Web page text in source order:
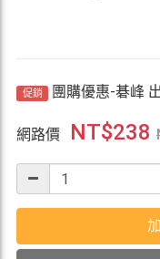
促銷 團購優惠-碁峰
網路價 NT$238